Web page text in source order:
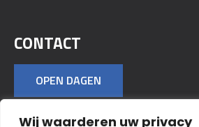
Wij waarderen uw privacy
CONTACT
OPEN DAGEN